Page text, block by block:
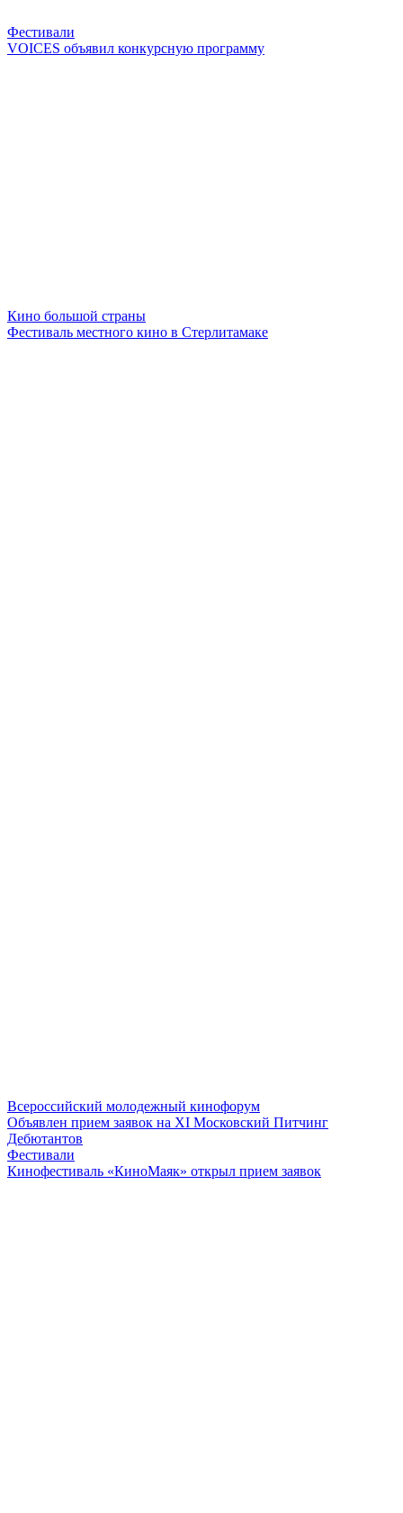
Фестивали
VOICES объявил конкурсную программу
Кино большой страны
Фестиваль местного кино в Стерлитамаке
Всероссийский молодежный кинофорум
Объявлен прием заявок на ХI Московский Питчинг
Дебютантов
Фестивали
Кинофестиваль «КиноМаяк» открыл прием заявок